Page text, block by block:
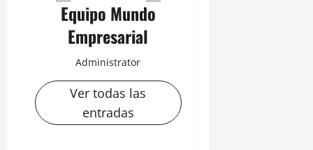
Equipo Mundo
Empresarial
Administrator
Ver todas las
entradas